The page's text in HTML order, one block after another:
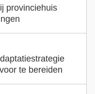
provinciehuis
te bereiden